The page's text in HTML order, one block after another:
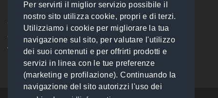
Per servirti il miglior servizio possibile il
nostro sito utilizza cookie, propri e di terzi.
Utilizziamo i cookie per migliorare la tua
navigazione sul sito, per valutare l'utilizzo
dei suoi contenuti e per offrirti prodotti e
servizi in linea con le tue preferenze
(marketing e profilazione). Continuando la
navigazione del sito autorizzi l'uso dei
PrimaScelta Point
è un marchio di
Global Service B2B Srls a socio unico
Via Tolemaide, 15 - 00192 Roma
P.IVA 14693851009 REA: RM - 1540057
Tel: 06 45548245
info@primasceltapoint.it